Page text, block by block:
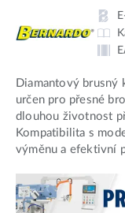
Diamantový brusný
určen pro přesné
dlouhou životnost
Kompatibilita s
výměnu a efektivní